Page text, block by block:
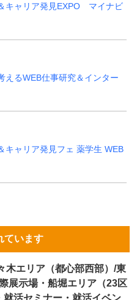
キャリア発見EXPO マイナビ
えるWEB仕事研究＆インター
キャリア発見フェ 薬学生 WEB
ています
木エリア（都心部西部）/東
展示場・船堀エリア（23区